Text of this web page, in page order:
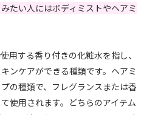
たい人にはボディミストやヘアミ
用する香り付きの化粧水を指し、
ンケアができる種類です。ヘアミ
の種類で、フレグランスまたは香
使用されます。どちらのアイテム